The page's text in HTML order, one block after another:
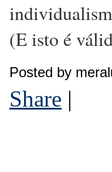
(E isto é
Posted by
Share |